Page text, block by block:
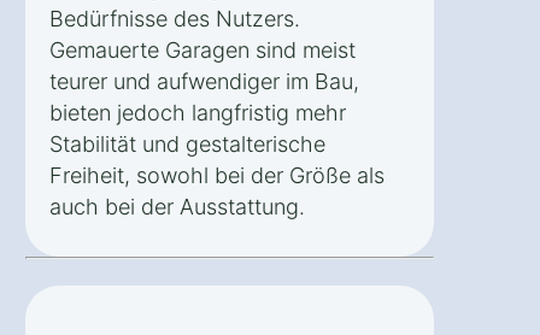
Bedürfnisse des Nutzers.
Gemauerte Garagen sind meist
teurer und aufwendiger im Bau,
bieten jedoch langfristig mehr
Stabilität und gestalterische
Freiheit, sowohl bei der Größe als
auch bei der Ausstattung.